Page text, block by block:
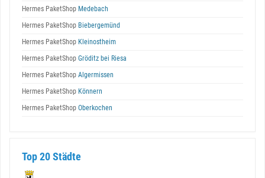
Hermes PaketShop Medebach
Hermes PaketShop Biebergemünd
Hermes PaketShop Kleinostheim
Hermes PaketShop Gröditz bei Riesa
Hermes PaketShop Algermissen
Hermes PaketShop Könnern
Hermes PaketShop Oberkochen
Top 20 Städte